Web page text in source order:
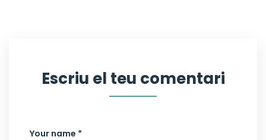
Escriu el teu comentari
Your name *